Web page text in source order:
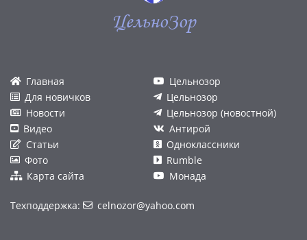
ЦельноЗор
Главная
Для новичков
Новости
Видео
Статьи
Фото
Карта сайта
Цельнозор
Цельнозор
Цельнозор (новостной)
Антирой
Одноклассники
Rumble
Монада
Техподдержка: celnozor@yahoo.com